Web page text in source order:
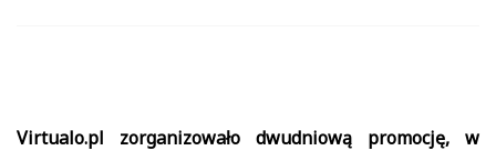
Virtualo.pl zorganizowało dwudniową promocję, w